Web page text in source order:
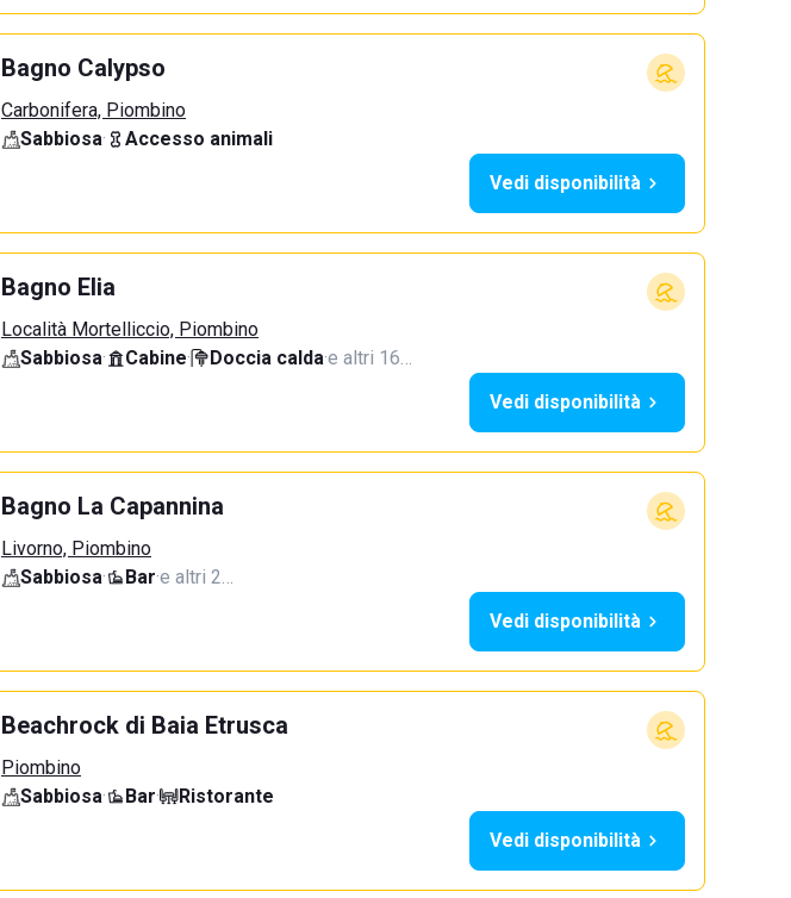
Bagno Calypso
Carbonifera, Piombino
Sabbiosa·
Accesso animali
Vedi disponibilità
Bagno Elia
Località Mortelliccio, Piombino
Sabbiosa· Cabine· Doccia calda·e altri 16…
Vedi disponibilità
Bagno La Capannina
Livorno, Piombino
Sabbiosa· Bar·e altri 2…
Vedi disponibilità
Beachrock di Baia Etrusca
Piombino
Sabbiosa· Bar·
Ristorante
Vedi disponibilità